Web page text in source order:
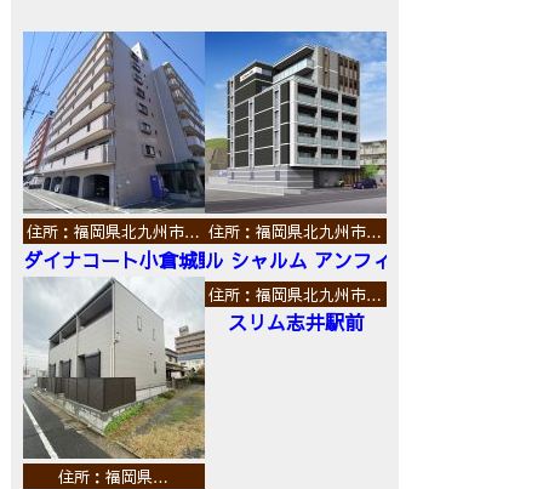
住所：福岡県北九州市…
ダイナコート小倉城野
住所：福岡県北九州市…
ル シャルム アンフィニ
住所：福岡県…
住所：福岡県北九州市…
スリム志井駅前